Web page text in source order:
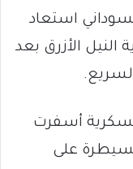
استعاد
الأزرق بعد
أسفرت
على